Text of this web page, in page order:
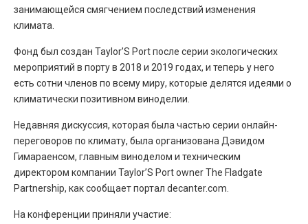
занимающейся смягчением последствий изменения
климата.
Фонд был создан Taylor’S Port после серии экологических
мероприятий в порту в 2018 и 2019 годах, и теперь у него
есть сотни членов по всему миру, которые делятся идеями о
климатически позитивном виноделии.
Недавняя дискуссия, которая была частью серии онлайн-
переговоров по климату, была организована Дэвидом
Гимараенсом, главным виноделом и техническим
директором компании Taylor’S Port owner The Fladgate
Partnership, как сообщает портал decanter.com.
На конференции приняли участие: